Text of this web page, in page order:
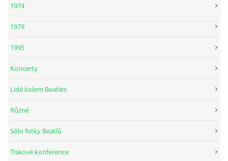
© 2026 eStránky.cz
1974
1979
1995
Koncerty
Lidé kolem Beatles
Různé
Sólo fotky Beatlů
Tiskové konference